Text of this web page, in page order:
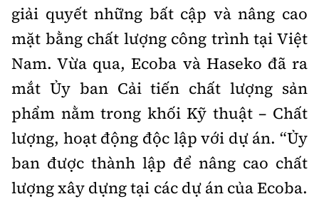
Thông tin tòa
soạn
giải quyết những bất cập và nâng cao
mặt bằng chất lượng công trình tại Việt
Nam. Vừa qua, Ecoba và Haseko đã ra
mắt Ủy ban Cải tiến chất lượng sản
phẩm nằm trong khối Kỹ thuật – Chất
lượng, hoạt động độc lập với dự án. “Ủy
ban được thành lập để nâng cao chất
lượng xây dựng tại các dự án của Ecoba.